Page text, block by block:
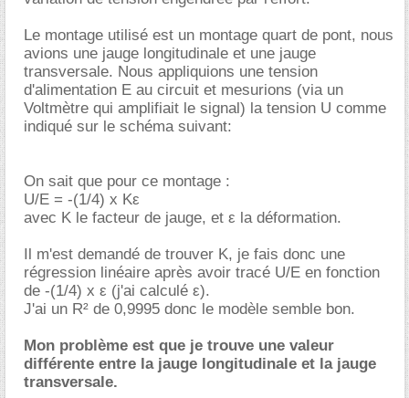
Le montage utilisé est un montage quart de pont, nous
avions une jauge longitudinale et une jauge
transversale. Nous appliquions une tension
d'alimentation E au circuit et mesurions (via un
Voltmètre qui amplifiait le signal) la tension U comme
indiqué sur le schéma suivant:
On sait que pour ce montage :
U/E = -(1/4) x Kε
avec K le facteur de jauge, et ε la déformation.
Il m'est demandé de trouver K, je fais donc une
régression linéaire après avoir tracé U/E en fonction
de -(1/4) x ε (j'ai calculé ε).
J'ai un R² de 0,9995 donc le modèle semble bon.
Mon problème est que je trouve une valeur
différente entre la jauge longitudinale et la jauge
transversale.